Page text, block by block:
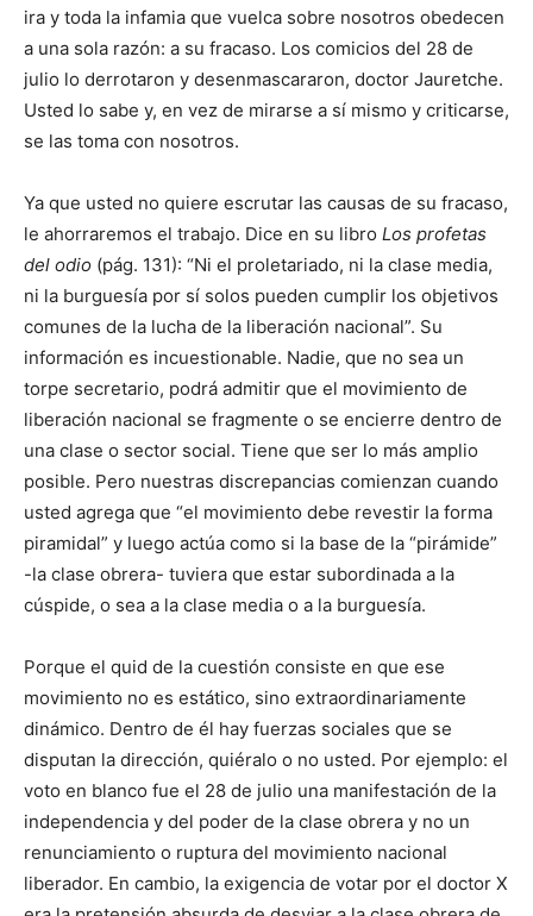
ira y toda la infamia que vuelca sobre nosotros obedecen
a una sola razón: a su fracaso. Los comicios del 28 de
julio lo derrotaron y desenmascararon, doctor Jauretche.
Usted lo sabe y, en vez de mirarse a sí mismo y criticarse,
se las toma con nosotros.
Ya que usted no quiere escrutar las causas de su fracaso,
le ahorraremos el trabajo. Dice en su libro Los profetas
del odio (pág. 131): “Ni el proletariado, ni la clase media,
ni la burguesía por sí solos pueden cumplir los objetivos
comunes de la lucha de la liberación nacional”. Su
información es incuestionable. Nadie, que no sea un
torpe secretario, podrá admitir que el movimiento de
liberación nacional se fragmente o se encierre dentro de
una clase o sector social. Tiene que ser lo más amplio
posible. Pero nuestras discrepancias comienzan cuando
usted agrega que “el movimiento debe revestir la forma
piramidal” y luego actúa como si la base de la “pirámide”
-la clase obrera- tuviera que estar subordinada a la
cúspide, o sea a la clase media o a la burguesía.
Porque el quid de la cuestión consiste en que ese
movimiento no es estático, sino extraordinariamente
dinámico. Dentro de él hay fuerzas sociales que se
disputan la dirección, quiéralo o no usted. Por ejemplo: el
voto en blanco fue el 28 de julio una manifestación de la
independencia y del poder de la clase obrera y no un
renunciamiento o ruptura del movimiento nacional
liberador. En cambio, la exigencia de votar por el doctor X